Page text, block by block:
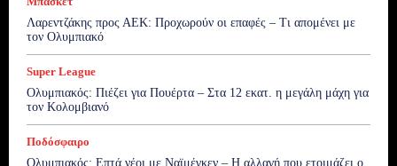
Λαρεντζάκης προς ΑΕΚ: Προχωρούν οι επαφές – Τι απομένει με
τον Ολυμπιακό
Super League
Ολυμπιακός: Πιέζει για Πουέρτα – Στα 12 εκατ. η μεγάλη μάχη για
τον Κολομβιανό
Ποδόσφαιρο
Ολυμπιακός: Επτά νέοι με Ναϊμέγκεν – Η αλλαγή που ετοιμάζει ο